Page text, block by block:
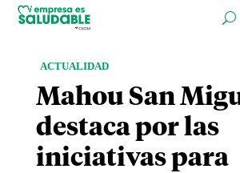
ACTUALIDAD
Mahou San
destaca por las
iniciativas para